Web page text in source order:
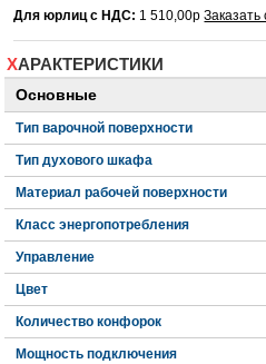
Для юрлиц с НДС: 1 510,00рЗаказать
ХАРАКТЕРИСТИКИ
Основные
Тип варочной поверхности
Тип духового шкафа
Материал рабочей поверхности
Класс энергопотребления
Управление
Цвет
Количество конфорок
Мощность подключения